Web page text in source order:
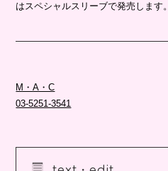
はスペシャルスリーブで発売します。
M・A・C
03-5251-3541